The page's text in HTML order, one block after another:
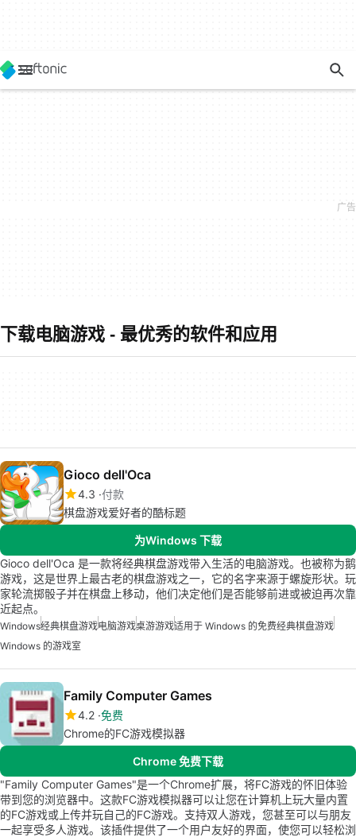
下载电脑游戏 - 最优秀的软件和应用
Gioco dell'Oca
4.3 付款
棋盘游戏爱好者的酷标题
为Windows 下载
Gioco dell'Oca 是一款将经典棋盘游戏带入生活的电脑游戏。也被称为鹅
游戏，这是世界上最古老的棋盘游戏之一，它的名字来源于螺旋形状。玩
家轮流掷骰子并在棋盘上移动，他们决定他们是否能够前进或被迫再次靠
近起点。
Windows经典棋盘游戏电脑游戏桌游游戏适用于 Windows 的免费经典棋盘游戏
Windows 的游戏室
Family Computer Games
4.2 免费
Chrome的FC游戏模拟器
Chrome 免费下载
"Family Computer Games"是一个Chrome扩展，将FC游戏的怀旧体验
带到您的浏览器中。这款FC游戏模拟器可以让您在计算机上玩大量内置
的FC游戏或上传并玩自己的FC游戏。支持双人游戏，您甚至可以与朋友
一起享受多人游戏。该插件提供了一个用户友好的界面，使您可以轻松浏